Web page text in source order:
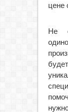
цене
Не